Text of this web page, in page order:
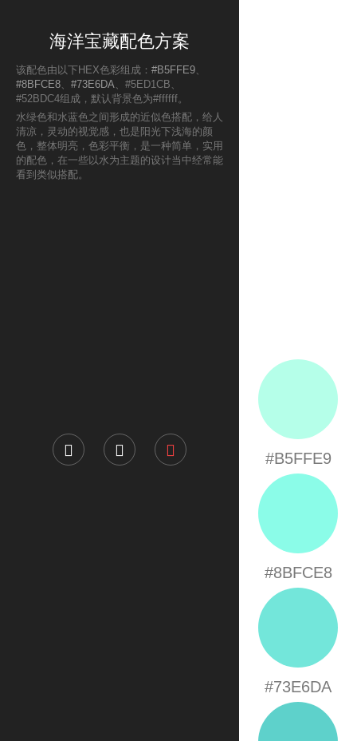
海洋宝藏配色方案
该配色由以下HEX色彩组成： #B5FFE9、
#8BFCE8、 #73E6DA、#5ED1CB、
#52BDC4组成，默认背景色为#ffffff。
水绿色和水蓝色之间形成的近似色搭配，给人
清凉，灵动的视觉感，也是阳光下浅海的颜
色，整体明亮，色彩平衡，是一种简单，实用
的配色，在一些以水为主题的设计当中经常能
看到类似搭配。
#B5FFE9
#8BFCE8
#73E6DA